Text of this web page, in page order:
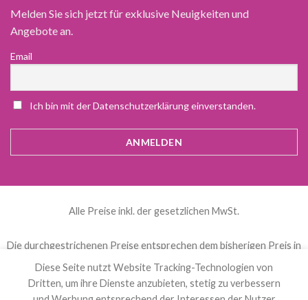
Melden Sie sich jetzt für exklusive Neuigkeiten und
Angebote an.
Email
Ich bin mit der Datenschutzerklärung einverstanden.
Alle Preise inkl. der gesetzlichen MwSt.
Die durchgestrichenen Preise entsprechen dem bisherigen Preis in
diesem Online-Shop.
Diese Seite nutzt Website Tracking-Technologien von
Dritten, um ihre Dienste anzubieten, stetig zu verbessern